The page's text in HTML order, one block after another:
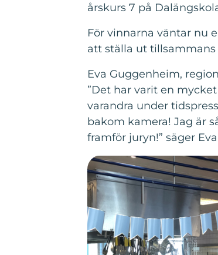
årskurs 7 på
För vinnarna väntar nu
att ställa ut tillsammans
Eva Guggenheim,
”Det har varit en
varandra under
bakom kamera! Jag är
framför juryn!” säger